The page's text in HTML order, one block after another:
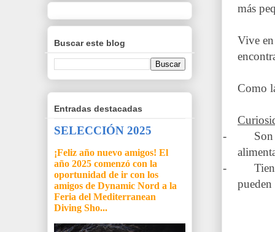
más
Vive
Como
- Son un
- Tienen
Buscar este blog
Entradas destacadas
SELECCIÓN 2025
¡Feliz año nuevo amigos! El
año 2025 comenzó con la
oportunidad de ir con los
amigos de Dynamic Nord a la
Feria del Mediterranean
Diving Sho...